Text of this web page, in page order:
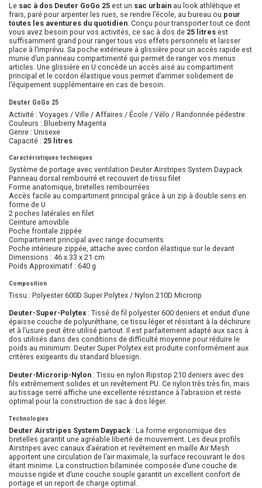
Le sac à dos Deuter GoGo 25 est un sac urbain au look athlétique et
frais, paré pour arpenter les rues, se rendre l’école, au bureau ou pour
toutes les aventures du quotidien . Conçu pour transporter tout ce dont
vous avez besoin pour vos activités, ce sac à dos de 25 litres est
suffisamment grand pour ranger tous vos effets personnels et laisser
place à l’imprévu. Sa poche extérieure à glissière pour un accès rapide est
munie d’un panneau compartimenté qui permet de ranger vos menus
articles. Une glissière en U concède un accès aisé au compartiment
principal et le cordon élastique vous permet d’arrimer solidement de
l’équipement supplémentaire en cas de besoin.
Deuter GoGo 25
Activité : Voyages / Ville / Affaires / École / Vélo / Randonnée pédestre
Couleurs : Blueberry Magenta
Genre : Unisexe
Capacité : 25 litres
Caractéristiques techniques
Système de portage avec ventilation Deuter Airstripes System Daypack
Panneau dorsal rembourré et recouvert de tissu filet
Forme anatomique, bretelles rembourrées
Accès facile au compartiment principal grâce à un zip à double sens en
forme de U
2 poches latérales en filet
Ceinture amovible
Poche frontale zippée
Compartiment principal avec range documents
Poche intérieure zippée, attache avec cordon élastique sur le devant
Dimensions : 46 x 33 x 21 cm
Poids Approximatif : 640 g
Composition
Tissu : Polyester 600D Super Polytex / Nylon 210D Microrip
Deuter-Super-Polytex : Tissé de fil polyester 600 deniers et enduit d’une
épaisse couche de polyuréthane, ce tissu léger et résistant à la déchirure
et à l’usure peut être utilisé partout. Il est parfaitement adapté aux sacs à
dos utilisés dans des conditions de difficulté moyenne pour réduire le
poids au minimum. Deuter Super Polytex est produite conformément aux
critères exigeants du standard bluesign.
Deuter-Microrip-Nylon : Tissu en nylon Ripstop 210 deniers avec des
fils extrêmement solides et un revêtement PU. Ce nylon très très fin, mais
au tissage serré affiche une excellente résistance à l’abrasion et reste
optimal pour la construction de sac à dos léger.
Technologies
Deuter Airstripes System Daypack : La forme ergonomique des
bretelles garantit une agréable liberté de mouvement. Les deux profils
Airstripes avec canaux d’aération et revêtement en maille Air Mesh
apportent une circulation de l’air maximale, la surface recouvrant le dos
étant minime. La construction bilaminée composée d’une couche de
mousse rigide et d’une couche souple garantit un excellent confort de
portage et un report de charge optimal.